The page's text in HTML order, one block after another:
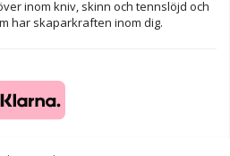
inom kniv, skinn och tennslöjd och
har skaparkraften inom dig.